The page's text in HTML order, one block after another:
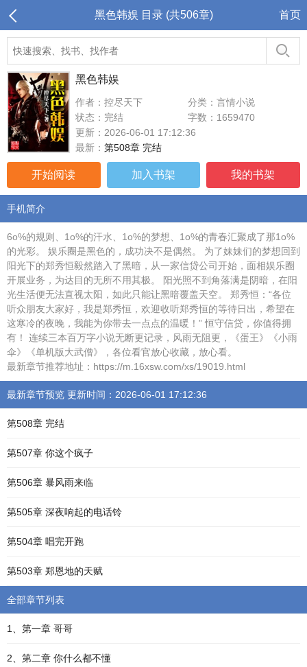
黑色韩娱 目录 (共506章) 首页
黑色韩娱
作者：控尽天下
分类：言情小说
状态：完结
字数：1659470
更新：2026-06-01 17:12:36
最新： 第508章 完结
开始阅读 加入书架 我的书架
手机简介
6o%的规则、1o%的汗水、1o%的梦想、1o%的青春汇聚成了那1o%
的光彩。 娱乐圈是黑色的，成功决不是偶然。 为了妹妹们的梦想回到
阳光下的郑秀恒毅然踏入了黑暗，从一家信贷公司开始，面相娱乐圈
开展业务，为达目的无所不用其极。 阳光照不到角落满是阴暗，在阳
光生活便无法直视太阳，如此只能让黑暗覆盖天空。 郑秀恒：“各位
听众朋友大家好，我是郑秀恒，欢迎收听郑秀恒的等待日出，希望在
这寒冷的夜晚，我能为你带去一点点的温暖！” 恒守信贷，你值得拥
有！ 连续三本百万字小说无断更记录，风雨无阻更，《蛋王》《小雨
伞》《单机版大武僧》，各位看官放心收藏，放心看。
最新章节推荐地址：https://m.16xsw.com/xs/19019.html
最新章节预览 更新时间：2026-06-01 17:12:36
第508章 完结
第507章 你这个疯子
第506章 暴风雨来临
第505章 深夜响起的电话铃
第504章 唱完开跑
第503章 郑恩地的天赋
全部章节列表
1、第一章 哥哥
2、第二章 你什么都不懂